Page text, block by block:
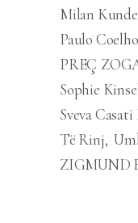
Milan
Paulo Coelho
PREÇ
Sophie
Sveva
Të Rinj
ZIGMUND